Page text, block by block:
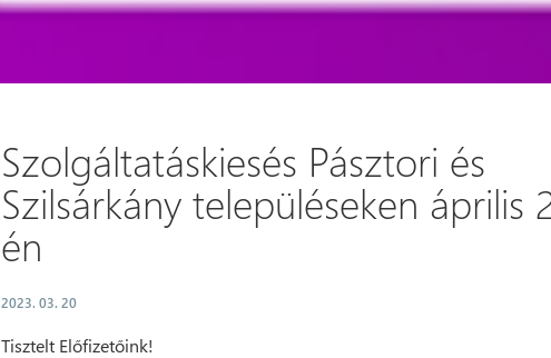
Szolgáltatáskiesés Pásztori és
Szilsárkány településeken április
én
2023. 03. 20
Tisztelt Előfizetőink!